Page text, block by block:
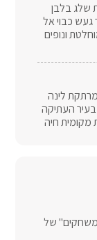
שלג בלבן
געש כבוי אל
ונופים
לינה
בעיר העתיקה
מקומית חיה
של